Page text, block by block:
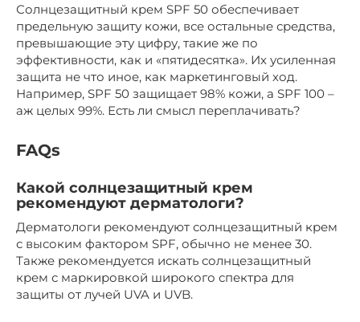
Солнцезащитный крем SPF 50 обеспечивает
предельную защиту кожи, все остальные средства,
превышающие эту цифру, такие же по
эффективности, как и «пятидесятка». Их усиленная
защита не что иное, как маркетинговый ход.
Например, SPF 50 защищает 98% кожи, а SPF 100 –
аж целых 99%. Есть ли смысл переплачивать?
FAQs
Какой солнцезащитный крем
рекомендуют дерматологи?
Дерматологи рекомендуют солнцезащитный крем
с высоким фактором SPF, обычно не менее 30.
Также рекомендуется искать солнцезащитный
крем с маркировкой широкого спектра для
защиты от лучей UVA и UVB.